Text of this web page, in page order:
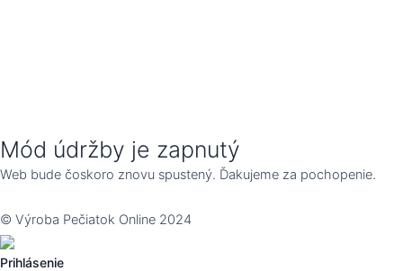
Mód údržby je zapnutý
Web bude čoskoro znovu spustený. Ďakujeme za pochopenie.
© Výroba Pečiatok Online 2024
Prihlásenie